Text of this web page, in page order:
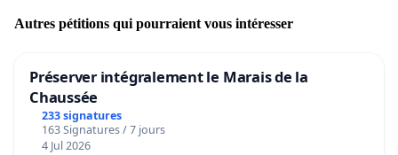
Autres pétitions qui pourraient vous intéresser
Préserver intégralement le Marais de la
Chaussée
233 signatures
163 Signatures / 7 jours
4 Jul 2026